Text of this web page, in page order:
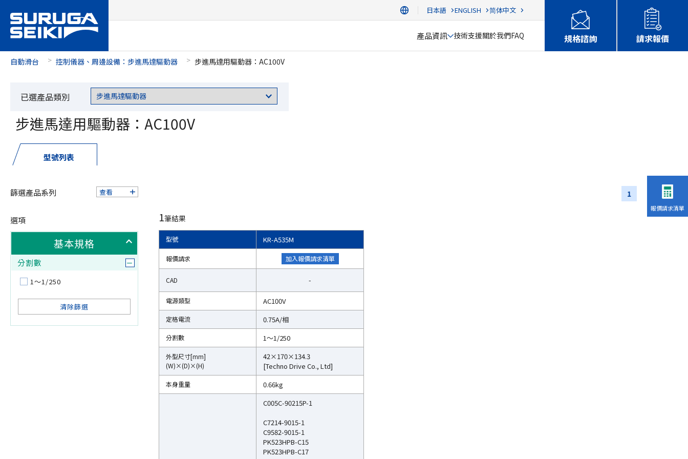
日本語 ENGLISH 简体中文
產品資訊 技術支援關於我們FAQ 規格諮詢 請求報價
自動滑台 控制儀器、周邊設備：步進馬達驅動器 步進馬達用驅動器：AC100V
已選產品類別
步進馬達用驅動器：AC100V
型號列表
篩選產品系列 查看
選項
基本規格
分割數
1～1/250
清除篩選
1
1筆結果
型號 KR-A535M
報價請求 加入報價請求清單
CAD -
電源類型 AC100V
定格電流 0.75A/相
分割數 1～1/250
外型尺寸[mm]
(W)×(D)×(H)
42×170×134.3
[Techno Drive Co., Ltd]
本身重量
0.66kg
C005C-90215P-1
C7214-9015-1
C9582-9015-1
PK523HPB-C15
PK523HPB-C17
型號
報價請求
CAD
電源類型
定格電流
分割數
外型尺寸[mm]
(W)×(D)×(H)
本身重量
報價請求清單